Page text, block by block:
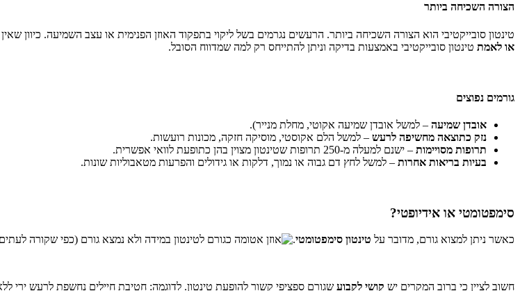
הצורה השכיחה ביותר
טינטון סובייקטיבי הוא הצורה השכיחה ביותר. הרעשים נגרמים בשל ליקוי בתפקוד האוזן הפנימית או עצב השמיעה. כיוון
או לאמת טינטון סובייקטיבי באמצעות בדיקה וניתן להתייחס רק למה שמדווח הסובל.
גורמים נפוצים
אובדן שמיעה – למשל אובדן שמיעה אקוטי, מחלת מנייר).
נזק כתוצאה מחשיפה לרעש – למשל הלם אקוסטי, מוסיקה חזקה, מכונות רועשות.
תרופות מסויימות – ישנם למעלה מ-250 תרופות שטינטון מצוין בהן כתופעת לוואי אפשרית.
בעיות בריאות אחרות – למשל לחץ דם גבוה או נמוך, דלקות או גידולים והפרעות מטאבוליות שונות.
סימפטומטי או אידיופטי?
כאשר ניתן למצוא גורם, מדובר על טינטון סימפטומטי. במידה ולא נמצא גורם (כפי שקורה
חשוב לציין כי ברוב המקרים יש קושי לקבוע שגורם ספציפי קשור להופעת טינטון. לדוגמה: חטיבת חיילים נחשפת לרעש ירי ללא